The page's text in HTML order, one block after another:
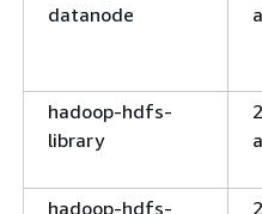
datanode
hadoop-hdfs-
library
hadoop-hdfs-